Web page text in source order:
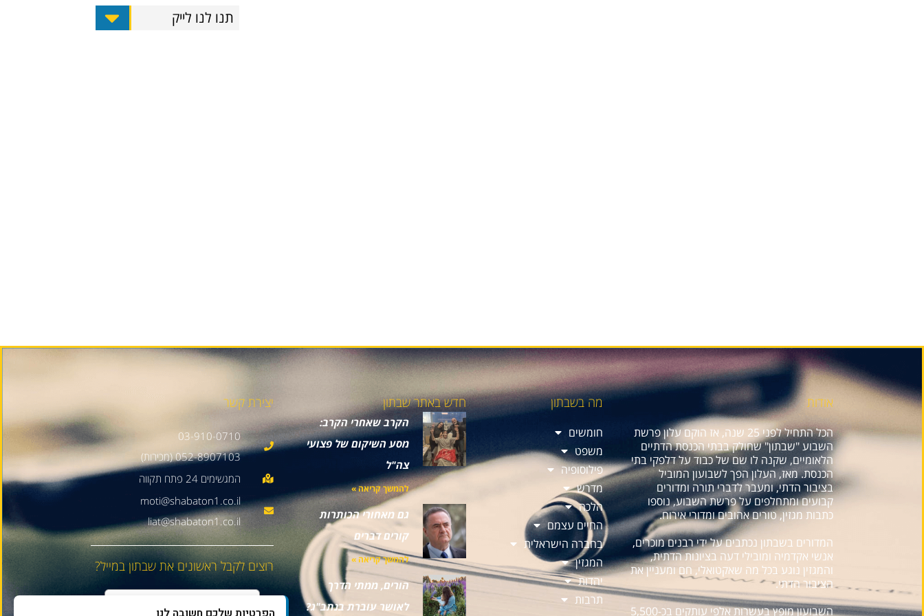
תנו לנו לייק
אודות
הכל התחיל לפני 25 שנה, אז הוקם עלון פרשת
השבוע "שבתון" שחולק בבתי הכנסת הדתיים
הלאומיים, שקנה לו שם של כבוד על דלפקי בתי
הכנסת. מאז, העלון הפך לשבועון המוביל
בציבור הדתי, ומעבר לדברי תורה ומדורים
קבועים ומתחלפים על פרשת השבוע, נוספו
כתבות מגזין, טורים אהובים ומדורי אירוח.
המדורים בשבתון נכתבים על ידי רבנים מוכרים,
אנשי אקדמיה ומובילי דעה בציונות הדתית,
והמגזין נוגע בכל מה שאקטואלי, חם ומעניין את
הציבור הדתי.
השבועון מופץ בעשרות אלפי עותקים בכ-5,500
מה בשבתון
חומשים
משפט
פילוסופיה
מדרש
הלכה
החיים עצמם
בחברה הישראלית
המגזין
יהדות
תרבות
חדש באתר שבתון
הקרב שאחרי הקרב:
מסע השיקום של פצועי
צה"ל
להמשך קריאה »
גם מאחורי הכותרות
קורים דברים
להמשך קריאה »
הורים, ממתי הדרך
לאושר עוברת בנתב"ג?
יצירת קשר
03-910-0710
052-8907103 (מכירות)
moti@shabaton1.co.il
liat@shabaton1.co.il
רוצים לקבל ראשונים את שבתון במייל?